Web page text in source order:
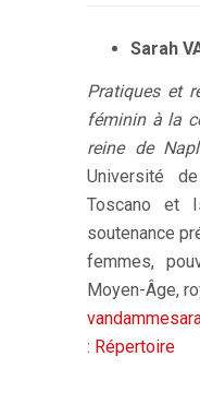
Sarah
Pratiques et
féminin à la
reine de
Université
Toscano et
soutenance
femmes,
Moyen-Âge,
: Répertoire